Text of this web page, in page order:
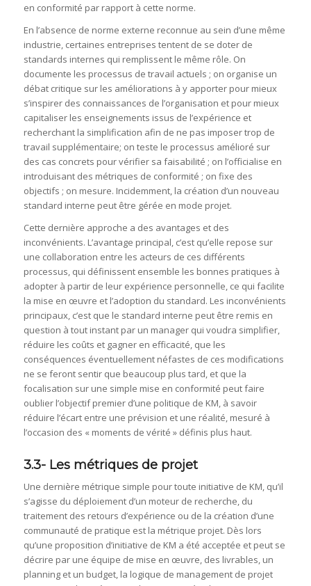
en conformité par rapport à cette norme.
En l’absence de norme externe reconnue au sein d’une même
industrie, certaines entreprises tentent de se doter de
standards internes qui remplissent le même rôle. On
documente les processus de travail actuels ; on organise un
débat critique sur les améliorations à y apporter pour mieux
s’inspirer des connaissances de l’organisation et pour mieux
capitaliser les enseignements issus de l’expérience et
recherchant la simplification afin de ne pas imposer trop de
travail supplémentaire; on teste le processus amélioré sur
des cas concrets pour vérifier sa faisabilité ; on l’officialise en
introduisant des métriques de conformité ; on fixe des
objectifs ; on mesure. Incidemment, la création d’un nouveau
standard interne peut être gérée en mode projet.
Cette dernière approche a des avantages et des
inconvénients. L’avantage principal, c’est qu’elle repose sur
une collaboration entre les acteurs de ces différents
processus, qui définissent ensemble les bonnes pratiques à
adopter à partir de leur expérience personnelle, ce qui facilite
la mise en œuvre et l’adoption du standard. Les inconvénients
principaux, c’est que le standard interne peut être remis en
question à tout instant par un manager qui voudra simplifier,
réduire les coûts et gagner en efficacité, que les
conséquences éventuellement néfastes de ces modifications
ne se feront sentir que beaucoup plus tard, et que la
focalisation sur une simple mise en conformité peut faire
oublier l’objectif premier d’une politique de KM, à savoir
réduire l’écart entre une prévision et une réalité, mesuré à
l’occasion des « moments de vérité » définis plus haut.
3.3- Les métriques de projet
Une dernière métrique simple pour toute initiative de KM, qu’il
s’agisse du déploiement d’un moteur de recherche, du
traitement des retours d’expérience ou de la création d’une
communauté de pratique est la métrique projet. Dès lors
qu’une proposition d’initiative de KM a été acceptée et peut se
décrire par une équipe de mise en œuvre, des livrables, un
planning et un budget, la logique de management de projet